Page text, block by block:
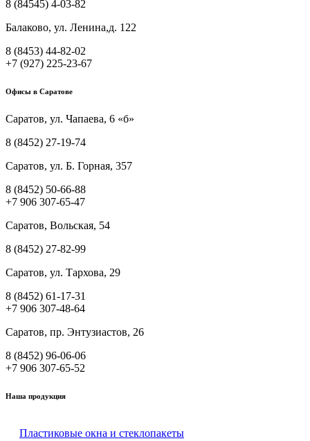
8 (84545) 4-03-82
Балаково, ул. Ленина,д. 122
8 (8453) 44-82-02
+7 (927) 225-23-67
Офисы в Саратове
Саратов, ул. Чапаева, 6 «б»
8 (8452) 27-19-74
Саратов, ул. Б. Горная, 357
8 (8452) 50-66-88
+7 906 307-65-47
Саратов, Вольская, 54
8 (8452) 27-82-99
Саратов, ул. Тархова, 29
8 (8452) 61-17-31
+7 906 307-48-64
Саратов, пр. Энтузиастов, 26
8 (8452) 96-06-06
+7 906 307-65-52
Наша продукция
Пластиковые окна и стеклопакеты